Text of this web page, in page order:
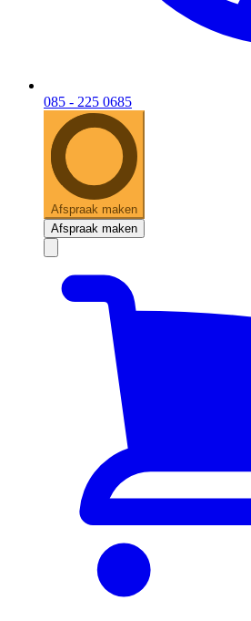
085 - 225 0685
Afspraak maken
Afspraak maken